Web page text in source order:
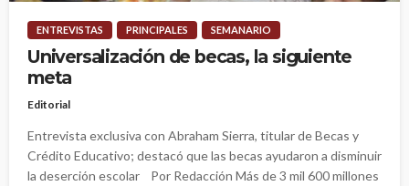
ENTREVISTAS PRINCIPALES SEMANARIO
Universalización de becas, la siguiente
meta
Editorial
Entrevista exclusiva con Abraham Sierra, titular de Becas y
Crédito Educativo; destacó que las becas ayudaron a disminuir
la deserción escolar Por Redacción Más de 3 mil 600 millones